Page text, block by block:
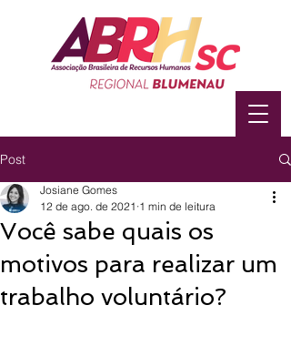
Post
Você sabe quais os
motivos para realizar um
trabalho voluntário?
Josiane Gomes
12 de ago. de 2021 1 min de leitura